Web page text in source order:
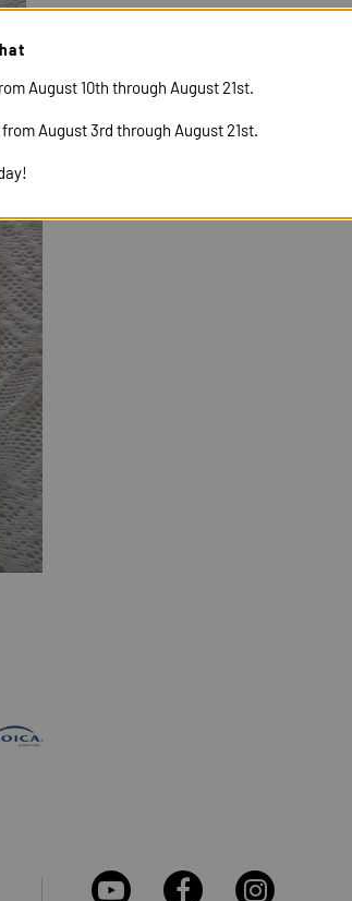
August 10th through August 21st.
August 3rd through August 21st.